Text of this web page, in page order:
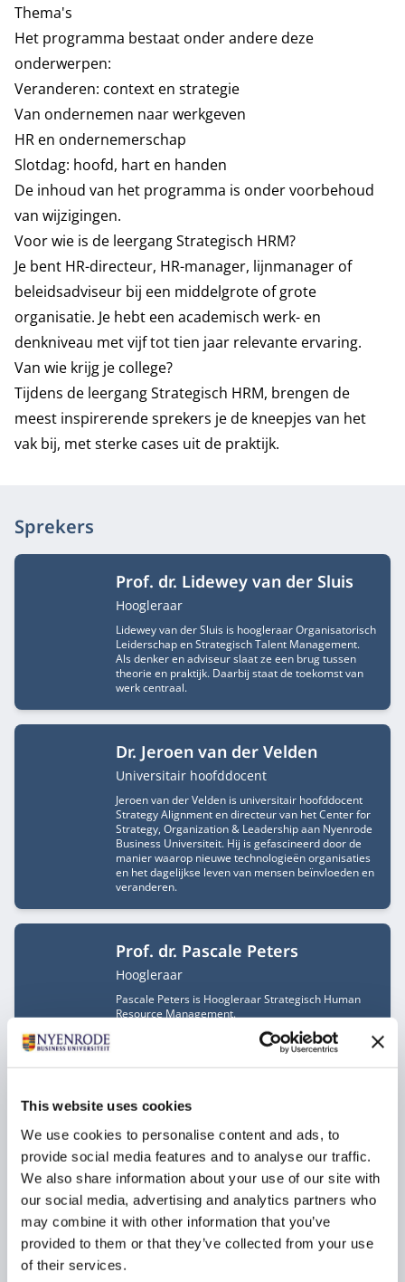
This website uses cookies
We use cookies to personalise content and ads, to
provide social media features and to analyse our traffic.
We also share information about your use of our site with
our social media, advertising and analytics partners who
may combine it with other information that you’ve
provided to them or that they’ve collected from your use
of their services.
Thema's
Het programma bestaat onder andere deze
onderwerpen:
Veranderen: context en strategie
Van ondernemen naar werkgeven
HR en ondernemerschap
Slotdag: hoofd, hart en handen
De inhoud van het programma is onder voorbehoud
van wijzigingen.
Voor wie is de leergang Strategisch HRM?
Je bent HR-directeur, HR-manager, lijnmanager of
beleidsadviseur bij een middelgrote of grote
organisatie. Je hebt een academisch werk- en
denkniveau met vijf tot tien jaar relevante ervaring.
Van wie krijg je college?
Tijdens de leergang Strategisch HRM, brengen de
meest inspirerende sprekers je de kneepjes van het
vak bij, met sterke cases uit de praktijk.
Sprekers
Prof. dr. Lidewey van der Sluis
Functietitel
Hoogleraar
Lidewey van der Sluis is hoogleraar Organisatorisch
Leiderschap en Strategisch Talent Management.
Als denker en adviseur slaat ze een brug tussen
theorie en praktijk. Daarbij staat de toekomst van
werk centraal.
Dr. Jeroen van der Velden
Functietitel
Universitair hoofddocent
Jeroen van der Velden is universitair hoofddocent
Strategy Alignment en directeur van het Center for
Strategy, Organization & Leadership aan Nyenrode
Business Universiteit. Hij is gefascineerd door de
manier waarop nieuwe technologieën organisaties
en het dagelijkse leven van mensen beïnvloeden en
veranderen.
Prof. dr. Pascale Peters
Functietitel
Hoogleraar
Pascale Peters is Hoogleraar Strategisch Human
Resource Management.
Functietitel
Hoogleraar
André Nijhof is hoogleraar op het gebied van
Duurzaam Ondernemen en Stewardship aan
Nyenrode Business Universiteit. Hij is misschien
wel de verpersoonlijking van Nyenrode's missie
'Serving society by shaping responsible leaders’ en
neemt de deelnemers mee in hun eigen purpose en
waarden.
Prof. dr. Robert Jan Blomme